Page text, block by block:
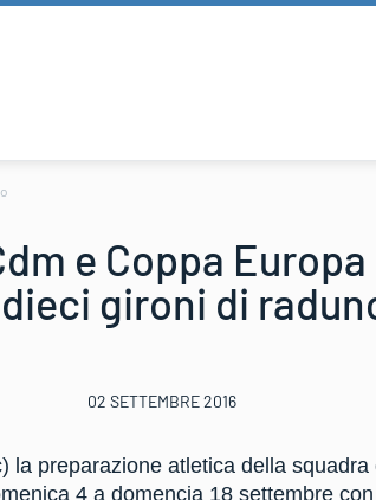
e Coppa
gironi di
02 SETTEMBRE 2016
la preparazione atletica della squadra
4 a domencia 18 settembre